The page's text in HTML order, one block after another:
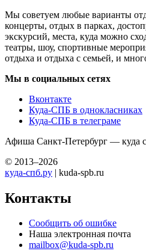
Мы советуем любые варианты
концерты, отдых в парках,
экскурсий, места, куда можно
театры, шоу, спортивные
отдыха и отдыха с семьей, и
Мы в социальных сетях
Вконтакте
Куда-СПБ в однокласниках
Куда-СПБ в телеграме
Афиша Санкт-Петербург — куда
© 2013–2026
куда-спб.ру | kuda-spb.ru
Контакты
Сообщить об ошибке
Наша электронная почта
mailbox@kuda-spb.ru